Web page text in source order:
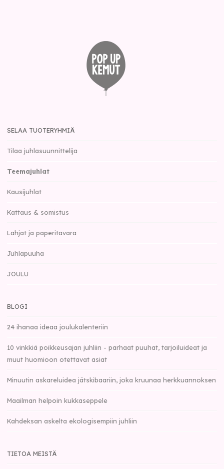
SELAA TUOTERYHMIÄ
Tilaa juhlasuunnittelija
Teemajuhlat
Kausijuhlat
Kattaus & somistus
Lahjat ja paperitavara
Juhlapuuha
JOULU
BLOGI
24 ihanaa ideaa joulukalenteriin
10 vinkkiä poikkeusajan juhliin - parhaat puuhat, tarjoiluideat ja
muut huomioon otettavat asiat
Minuutin askareluidea jätskibaariin, joka kruunaa herkkuannoksen
Maailman helpoin kukkaseppele
Kahdeksan askelta ekologisempiin juhliin
TIETOA MEISTÄ